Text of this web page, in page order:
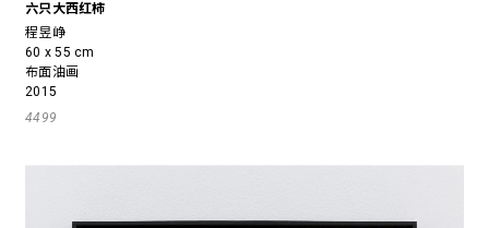
六只大西红柿
程昱峥
60 x 55 cm
布面油画
2015
4499